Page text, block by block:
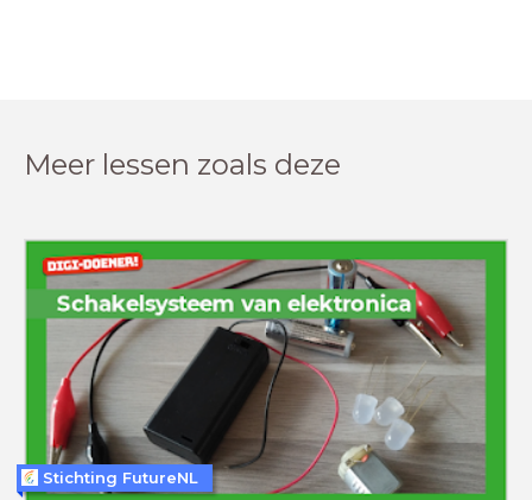
Meer lessen zoals deze
Stichting FutureNL